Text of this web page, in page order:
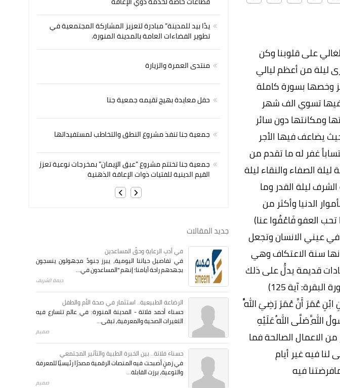
على قلوبنا وكن
ليلة من أعظم ليالي
وخصها بسورة كاملة
فيها تسوي الف شهر
ومكانتها دون سائر
يضاعف فيها الأجر
غفر له ما تقدم من
الصفاء والنقاء ليلة
ليلة القدر وما
الدنيا وأكثر من
العفو فَاعْفُوا عنا)
عيني الانسان وتجعل
سنة الاعتكاف وهي
قديمة يدلُّ على ذلك
قوله تعالى:]وَعَهِدْنَا إِلَى إِبْرَاهِيمَ وَإِسْمَاعِيلَ أَنْ طَهِّرَا بَيْتِيَ لِلطَّائِفِينَ وَالْعَاكِفِينَ[ (سورة البقرة: آية 125)
عُمَرَ أَنَّ عُمَرَ رَضِيَ اللَّهُ
اللَّهِ صَلَّى اللهُ عَلَيْهِ
الاعمال الصالحة فما
فيه غير أيام
فيه
يدًا بيد للمدينة” مبادرة لتعزيز المشاركة المجتمعية في
تطوير الفضاءات العامة بالمدينة المنورة.
منتدى العمرة والزيارة
حفل معايدة بهيج تقيمه جمعية جنا
جمعية جنا تنفذ مشروع النطق والتخاطب لمستفيداتها
جمعية جنا تختتم مشروع "عبق الإيمان" بمخرجات نوعية تعزز
القيم الدينية للفتيات ذوات الإعاقة الذهنية
جديد المقالات
في أدبِ الرعايةِ وحقِّ المساعدين
في تفاصيل حياتنا اليومية، يبرز جنودٌ مجهولون ينسجون
بجهدهم راحة أيامنا؛ إنهم "المساعدون في...
ديمة الشريف
الرضاعة الطبيعية.. استثمار في صحة الأم والطفل
حسناء أحمد فلاتة - المدينة المنورة: في عالم تتسارع فيه
التغيرات الصحية والمعرفية، تبقى...
صميم
حسناء فلاتة.. بين الخبرة الطبية والتأثير المجتمعي
في زمنٍ أصبحت فيه المنصات الرقمية مصدرًا رئيسيًا للمعرفة
والتوعية، برزت القابلة...
صميم